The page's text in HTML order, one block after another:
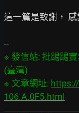
這一篇是致謝，
※ 發信站: 批踢踢
(臺灣)
※ 文章網址:
106.A.0F5.html